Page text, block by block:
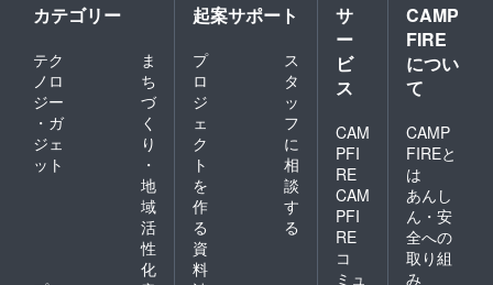
カテゴリー
テク
ノロ
ジー
・ガ
ジェ
ット
ま
ち
づ
く
り
・
地
域
活
性
化
起案サポート
プ
ロ
ジ
ェ
ク
ト
を
作
る
ス
タ
ッ
フ
に
相
談
す
る
資
料
サ
ー
ビ
ス
CAM
PFI
RE
CAM
PFI
RE
コ
ミュ
CAMP
FIRE
につい
て
CAMP
FIREと
は
あんし
ん・安
全への
取り組
み